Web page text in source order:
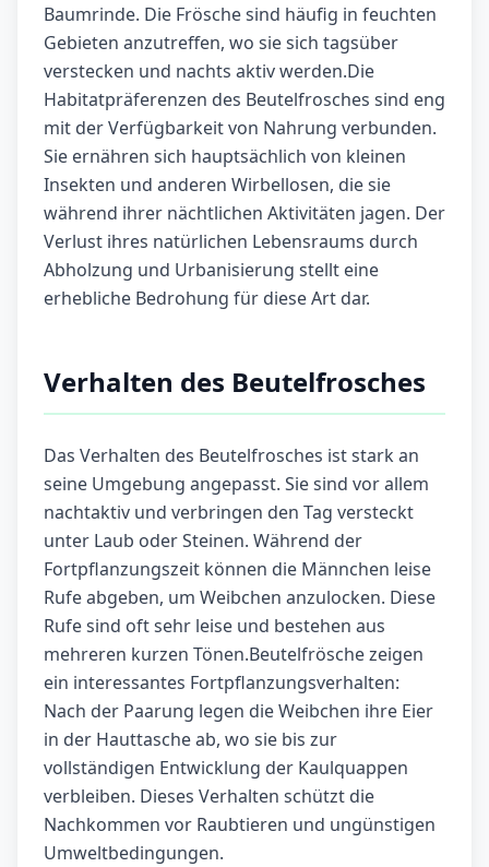
Baumrinde. Die Frösche sind häufig in feuchten
Gebieten anzutreffen, wo sie sich tagsüber
verstecken und nachts aktiv werden.Die
Habitatpräferenzen des Beutelfrosches sind eng
mit der Verfügbarkeit von Nahrung verbunden.
Sie ernähren sich hauptsächlich von kleinen
Insekten und anderen Wirbellosen, die sie
während ihrer nächtlichen Aktivitäten jagen. Der
Verlust ihres natürlichen Lebensraums durch
Abholzung und Urbanisierung stellt eine
erhebliche Bedrohung für diese Art dar.
Verhalten des Beutelfrosches
Das Verhalten des Beutelfrosches ist stark an
seine Umgebung angepasst. Sie sind vor allem
nachtaktiv und verbringen den Tag versteckt
unter Laub oder Steinen. Während der
Fortpflanzungszeit können die Männchen leise
Rufe abgeben, um Weibchen anzulocken. Diese
Rufe sind oft sehr leise und bestehen aus
mehreren kurzen Tönen.Beutelfrösche zeigen
ein interessantes Fortpflanzungsverhalten:
Nach der Paarung legen die Weibchen ihre Eier
in der Hauttasche ab, wo sie bis zur
vollständigen Entwicklung der Kaulquappen
verbleiben. Dieses Verhalten schützt die
Nachkommen vor Raubtieren und ungünstigen
Umweltbedingungen.